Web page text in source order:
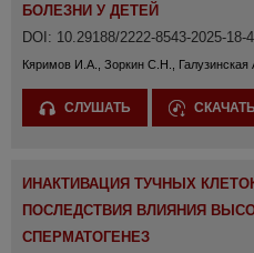
БОЛЕЗНИ У ДЕТЕЙ
DOI: 10.29188/2222-8543-2025-18-
Кяримов И.А., Зоркин С.Н., Галузинская
СЛУШАТЬ СКАЧАТЬ
ИНАКТИВАЦИЯ ТУЧНЫХ
ПОСЛЕДСТВИЯ ВЛИЯНИЯ
СПЕРМАТОГЕНЕЗ